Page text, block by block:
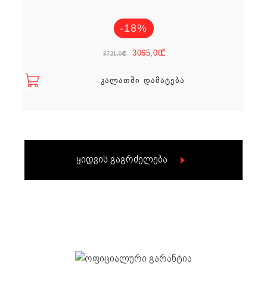
-18%
3721,00
₾ Original price
3065,00
₾Current
ᲙᲐᲚᲐᲗᲨᲘ ᲓᲐᲛᲐᲢᲔᲑᲐ
ყიდვის გაგრძელება